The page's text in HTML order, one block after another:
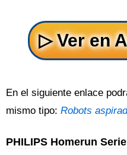
En el siguiente enlace
mismo tipo: Robots
PHILIPS Homerun